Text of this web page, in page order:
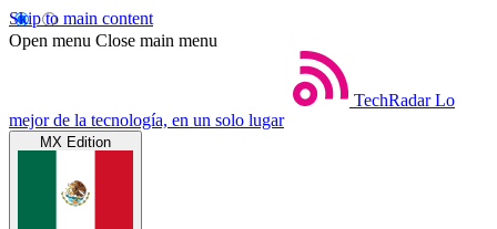
Skip to main content
Open menu Close main menu
TechRadar Lo
mejor de la tecnología, en un solo lugar
MX Edition